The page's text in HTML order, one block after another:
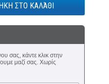
ΣΤΟ ΚΑΛΆΘΙ
σας, κάντε κλικ στην
μαζί σας. Χωρίς